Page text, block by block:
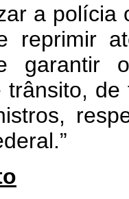
a polícia
reprimir
garantir
trânsito,